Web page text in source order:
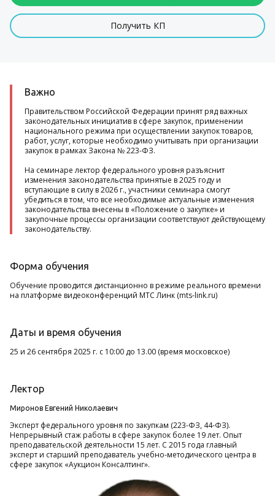
Получить КП
Важно
Правительством Российской Федерации принят ряд важных
законодательных инициатив в сфере закупок, применении
национального режима при осуществлении закупок товаров,
работ, услуг, которые необходимо учитывать при организации
закупок в рамках Закона № 223-ФЗ.
На семинаре лектор федерального уровня разъяснит
изменения законодательства принятые в 2025 году и
вступающие в силу в 2026 г., участники семинара смогут
убедиться в том, что все необходимые актуальные изменения
законодательства внесены в «Положение о закупке» и
закупочные процессы организации соответствуют действующему
законодательству.
Форма обучения
Обучение проводится дистанционно в режиме реального времени
на платформе видеоконференций МТС Линк (mts-link.ru)
Даты и время обучения
25 и 26 сентября 2025 г. с 10:00 до 13.00 (время московское)
Лектор
Миронов Евгений Николаевич
Эксперт федерального уровня по закупкам (223-ФЗ, 44-ФЗ).
Непрерывный стаж работы в сфере закупок более 19 лет. Опыт
преподавательской деятельности 15 лет. С 2015 года главный
эксперт и старший преподаватель учебно-методического центра в
сфере закупок «Аукцион Консалтинг».